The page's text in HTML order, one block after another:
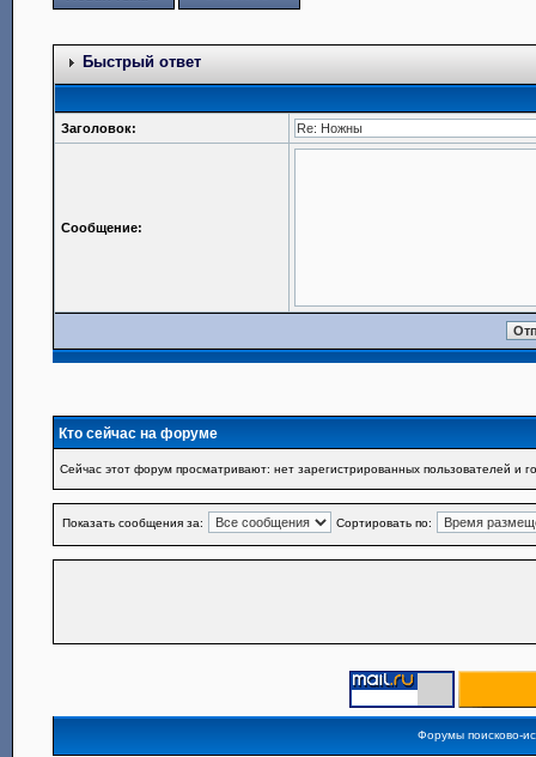
Быстрый ответ
Заголовок:
Сообщение:
Кто сейчас на форуме
Сейчас этот форум просматривают: нет зарегистрированных пользователей и
Показать сообщения за: Сортировать по:
Форумы поисково-